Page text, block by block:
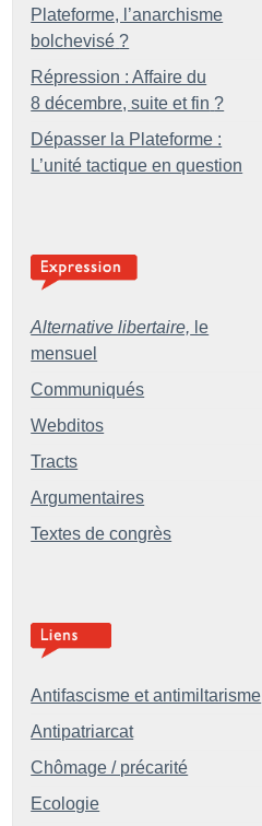
Plateforme, l’anarchisme
bolchevisé ?
Répression : Affaire du
8 décembre, suite et fin ?
Dépasser la Plateforme :
L’unité tactique en question
Alternative libertaire, le
mensuel
Communiqués
Webditos
Tracts
Argumentaires
Textes de congrès
Antifascisme et antimiltarisme
Antipatriarcat
Chômage / précarité
Ecologie